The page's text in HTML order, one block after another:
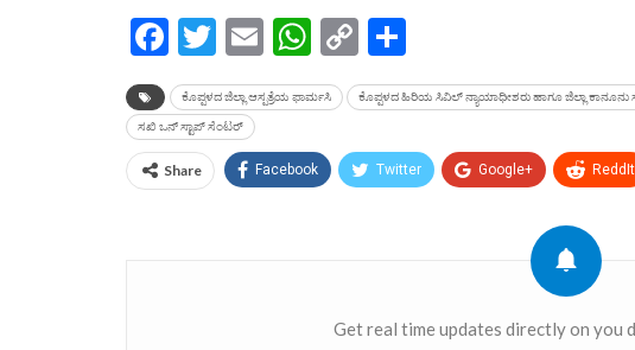
Facebook
Twitter
EmailWhatsApp
Copy
Link
ಕೊಪ್ಪಳದ ಜಿಲ್ಲಾ ಆಸ್ಪತ್ರೆಯ ಫಾರ್ಮಸಿ ಕೊಪ್ಪಳದ ಹಿರಿಯ ಸಿವಿಲ್ ನ್ಯಾಯಾಧೀಶರು ಹಾಗೂ ಜಿಲ್ಲಾ ಕಾನೂನು
ಸಖಿ ಒನ್ ಸ್ಟಾಪ್ ಸೆಂಟರ್
Share Facebook Twitter Google+ ReddIt
Get real time updates directly on you